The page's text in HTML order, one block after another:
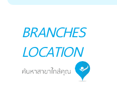
BRANCHES
LOCATION